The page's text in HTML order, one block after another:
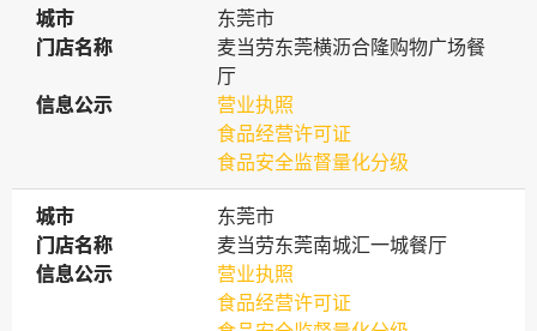
城市
城市
东莞市
门店名称
门店名称
麦当劳东莞横沥合隆购物广场餐
厅
信息公示
信息公示
营业执照
食品经营许可证
食品安全监督量化分级
城市
城市
东莞市
门店名称
门店名称
麦当劳东莞南城汇一城餐厅
信息公示
信息公示
营业执照
食品经营许可证